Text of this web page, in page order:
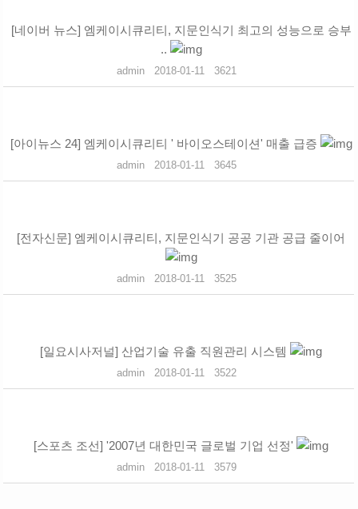
[네이버 뉴스] 엠케이시큐리티, 지문인식기 최고의 성능으로 승부
..
admin 2018-01-11 3621
[아이뉴스 24] 엠케이시큐리티 ' 바이오스테이션' 매출 급증
admin 2018-01-11 3645
[전자신문] 엠케이시큐리티, 지문인식기 공공 기관 공급 줄이어
admin 2018-01-11 3525
[일요시사저널] 산업기술 유출 직원관리 시스템
admin 2018-01-11 3522
[스포츠 조선] '2007년 대한민국 글로벌 기업 선정'
admin 2018-01-11 3579